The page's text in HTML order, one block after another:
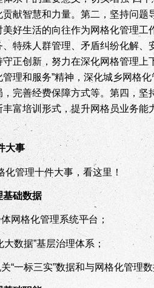
献智慧和力量。 第二，坚持问题
好生活的向往作为网格化管理
特殊人群管理、矛盾纠纷化解
守正创新，努力在深化网格管理上
理和服务”精神，深化城乡网格
完善经费保障方式等。 第四，坚
丰富培训形式，提升网格员业务
大事
化管理十件大事，看这里！
基础数据
网格化管理系统平台；
大数据”基层治理体系；
“一标三实”数据和与网格化管理